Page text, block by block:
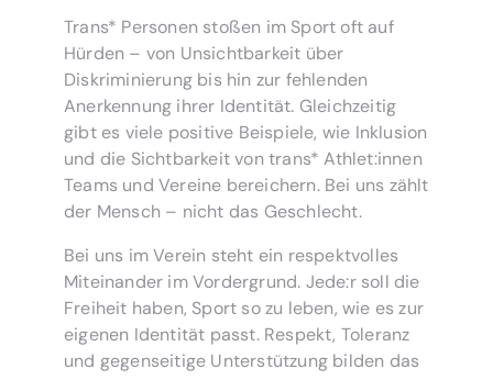
Trans* Personen stoßen im Sport oft auf
Hürden – von Unsichtbarkeit über
Diskriminierung bis hin zur fehlenden
Anerkennung ihrer Identität. Gleichzeitig
gibt es viele positive Beispiele, wie Inklusion
und die Sichtbarkeit von trans* Athlet:innen
Teams und Vereine bereichern. Bei uns zählt
der Mensch – nicht das Geschlecht.
Bei uns im Verein steht ein respektvolles
Miteinander im Vordergrund. Jede:r soll die
Freiheit haben, Sport so zu leben, wie es zur
eigenen Identität passt. Respekt, Toleranz
und gegenseitige Unterstützung bilden das